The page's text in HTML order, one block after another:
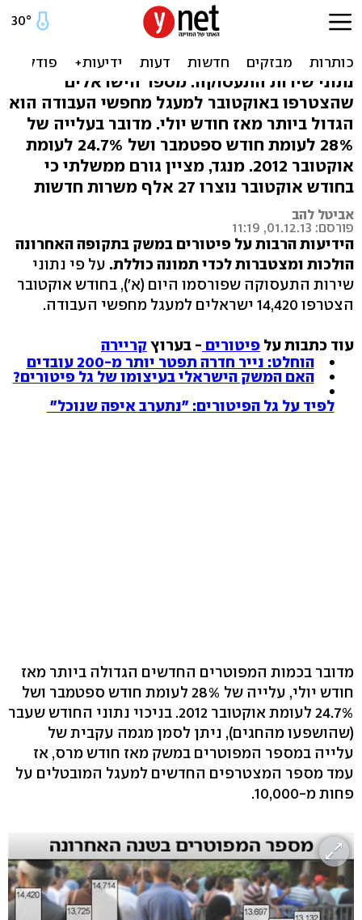
מכת אבטלה: 14,420 מפוטרים
נתוני שירות התעסוקה: מספר הישראלים
שהצטרפו באוקטובר למעגל מחפשי העבודה הוא
הגדול ביותר מאז חודש יולי. מדובר בעלייה של
28% לעומת חודש ספטמבר ושל 24.7% לעומת
אוקטובר 2012. מנגד, מציין גורם ממשלתי כי
בחודש אוקטובר נוצרו 27 אלף משרות חדשות
אביטל להב
פורסם: 01.12.13, 11:19
הידיעות הרבות על פיטורים במשק בתקופה האחרונה
הולכות ומצטברות לכדי תמונה כוללת. על פי נתוני
שירות התעסוקה שפורסמו היום (א'), בחודש אוקטובר
הצטרפו 14,420 ישראלים למעגל מחפשי העבודה.
עוד כתבות על פיטורים - בערוץ קריירה
הוחלט: נייר חדרה תפטר יותר מ-200 עובדים
האם המשק הישראלי בעיצומו של גל פיטורים?
לפיד על גל הפיטורים: "נתערב איפה שנוכל"
מדובר בכמות המפוטרים החדשים הגדולה ביותר מאז
חודש יולי, עלייה של 28% לעומת חודש ספטמבר ושל
24.7% לעומת אוקטובר 2012. בניכוי נתוני החודש שעבר
(שהושפעו מהחגים), ניתן לסמן מגמה עקבית של
עלייה במספר המפוטרים במשק מאז חודש מרס, אז
עמד מספר המצטרפים החדשים למעגל המובטלים על
פחות מ-10,000.